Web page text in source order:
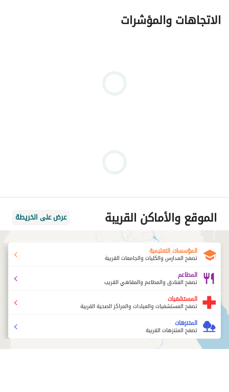
الاتجاهات والمؤشرات
الموقع والأماكن القريبة عرض على الخريطة
المؤسسات التعليمية
تصفح المدارس والكليات والجامعات القريبة
المطاعم
تصفح الفنادق والمطاعم والمقاهي القريب
المستشفيات
تصفح المستشفيات والعيادات والمراكز الصحية القريبة
المتنزهات
تصفح المتنزهات القريبة